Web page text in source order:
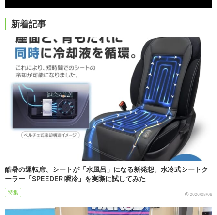
新着記事
酷暑の運転席、シートが「水風呂」になる新発想。水冷式シートク
ーラー「SPEEDER 瞬冷」を実際に試してみた
特集 2026/08/06